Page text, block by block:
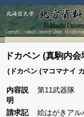
ドカベン (真駒内会
(ドカベン (マコマナイ
内容説
明
第11武器隊
請求記
絵はがきアル